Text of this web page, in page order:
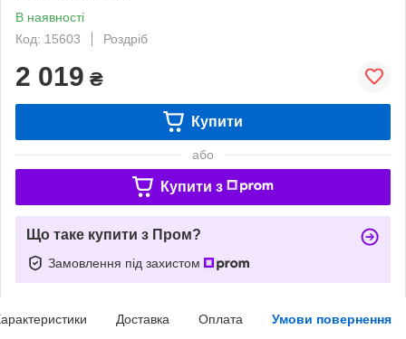
В наявності
Код: 15603
Роздріб
2 019 ₴
Купити
або
Купити з
Що таке купити з Пром?
Замовлення під захистом
Доставка Оплата Умови повернення